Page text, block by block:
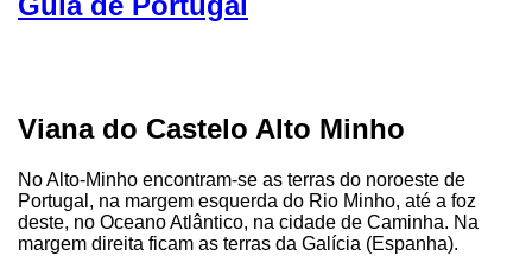
Viana do Castelo Alto Minho
No Alto-Minho encontram-se as terras do noroeste de
Portugal, na margem esquerda do Rio Minho, até a foz
deste, no Oceano Atlântico, na cidade de Caminha. Na
margem direita ficam as terras da Galícia (Espanha).